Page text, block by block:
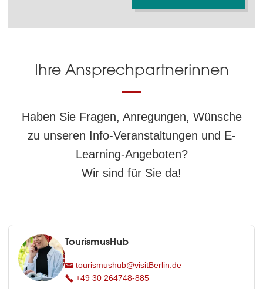
Ihre Ansprechpartnerinnen
Haben Sie Fragen, Anregungen, Wünsche
zu unseren Info-Veranstaltungen und E-
Learning-Angeboten?
Wir sind für Sie da!
TourismusHub
tourismushub@visitBerlin.de
+49 30 264748-885